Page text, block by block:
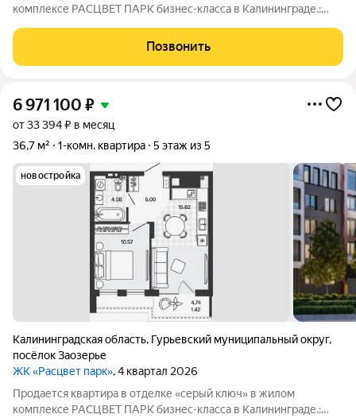
комплексе РАСЦВЕТ ПАРК бизнес-класса в Калининграде.:
Виды на озеро и природу благодаря панорамному остеклению.
Продуманная
Позвонить
6 971 100 ₽
от 33 394 ₽ в месяц
36,7 м²
1-комн. квартира 5 этаж из 5
новостройка
Калининградская область, Гурьевский муниципальный округ,
посёлок Заозерье
ЖК «Расцвет парк», 4 квартал 2026
Продается квартира в отделке «серый ключ» в жилом
комплексе РАСЦВЕТ ПАРК бизнес-класса в Калининграде.: